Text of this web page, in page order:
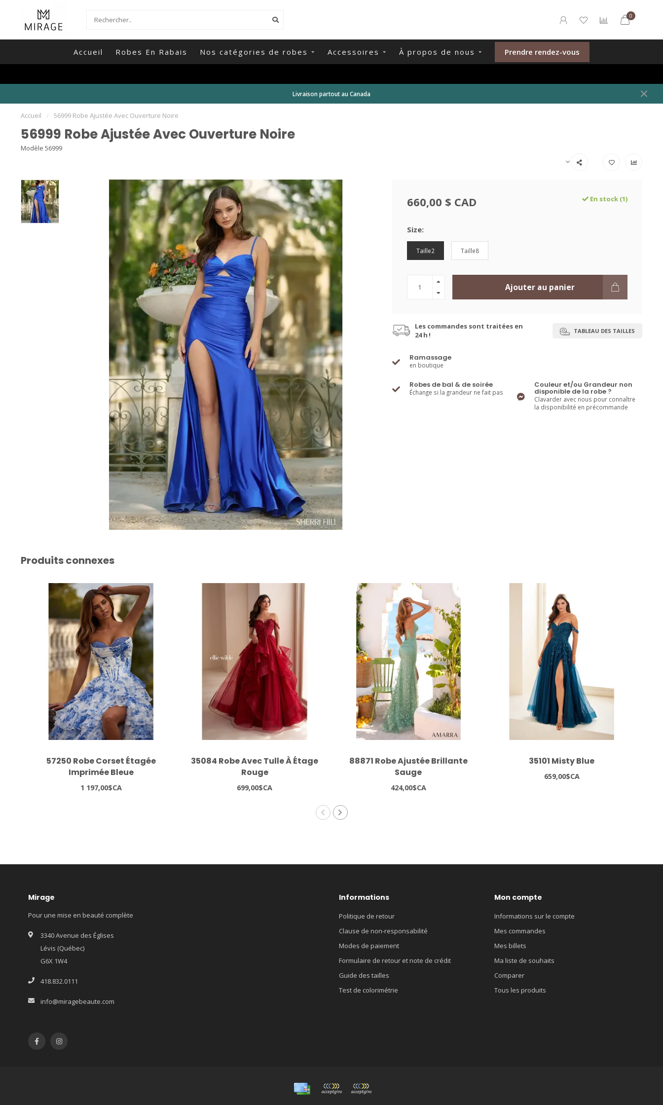
0
Accueil Robes En Rabais Nos catégories de robes Accessoires À propos de nous Prendre rendez-vous
Livraison partout au Canada
Accueil / 56999 Robe Ajustée Avec Ouverture Noire
56999 Robe Ajustée Avec Ouverture Noire
Modèle 56999
660,00 $ CAD En stock (1)
Size:
Taille2 Taille8
Ajouter au panier
Les commandes sont traitées en
24 h !
TABLEAU DES TAILLES
Ramassage
en boutique
Robes de bal & de soirée
Échange si la grandeur ne fait pas
Couleur et/ou Grandeur non
disponible de la robe ?
Clavarder avec nous pour connaître
la disponibilité en précommande
Produits connexes
57250 Robe Corset Étagée
Imprimée Bleue
1 197,00$CA
35084 Robe Avec Tulle À Étage
Rouge
699,00$CA
88871 Robe Ajustée Brillante
Sauge
424,00$CA
35101 Misty Blue
659,00$CA
Mirage
Pour une mise en beauté complète
3340 Avenue des Églises
Lévis (Québec)
G6X 1W4
418.832.0111
info@miragebeaute.com
Informations
Politique de retour
Clause de non-responsabilité
Modes de paiement
Formulaire de retour et note de crédit
Guide des tailles
Test de colorimétrie
Mon compte
Informations sur le compte
Mes commandes
Mes billets
Ma liste de souhaits
Comparer
Tous les produits